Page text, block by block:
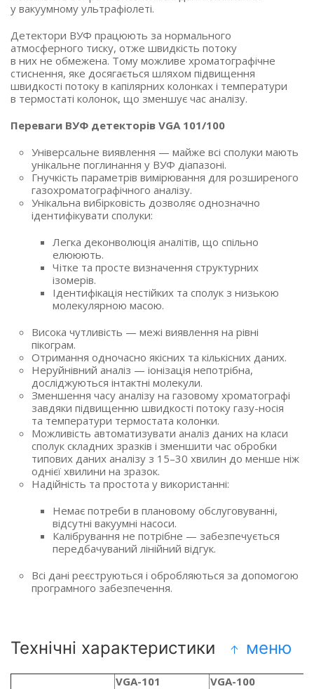
у вакуумному ультрафіолеті.
Детектори ВУФ працюють за нормального
атмосферного тиску, отже швидкість потоку
в них не обмежена. Тому можливе хроматографічне
стиснення, яке досягається шляхом підвищення
швидкості потоку в капілярних колонках і температури
в термостаті колонок, що зменшує час аналізу.
Переваги ВУФ детекторів VGA 101/100
Універсальне виявлення — майже всі сполуки мають
унікальне поглинання у ВУФ діапазоні.
Гнучкість параметрів вимірювання для розширеного
газохроматографічного аналізу.
Унікальна вибірковість дозволяє однозначно
ідентифікувати сполуки:
Легка деконволюція аналітів, що спільно
елююють.
Чітке та просте визначення структурних
ізомерів.
Ідентифікація нестійких та сполук з низькою
молекулярною масою.
Висока чутливість — межі виявлення на рівні
пікограм.
Отримання одночасно якісних та кількісних даних.
Неруйнівний аналіз — іонізація непотрібна,
досліджуються інтактні молекули.
Зменшення часу аналізу на газовому хроматографі
завдяки підвищенню швидкості потоку газу-носія
та температури термостата колонки.
Можливість автоматизувати аналіз даних на класи
сполук складних зразків і зменшити час обробки
типових даних аналізу з 15–30 хвилин до менше ніж
однієї хвилини на зразок.
Надійність та простота у використанні:
Немає потреби в плановому обслуговуванні,
відсутні вакуумні насоси.
Калібрування не потрібне — забезпечується
передбачуваний лінійний відгук.
Всі дані реєструються і обробляються за допомогою
програмного забезпечення.
Технічні характеристики меню
VGA-101 VGA-100